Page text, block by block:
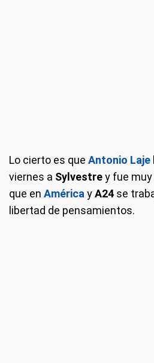
Lo cierto es que Antonio Laje
viernes a Sylvestrey fue muy
que en AméricayA24 se
libertad de pensamientos.